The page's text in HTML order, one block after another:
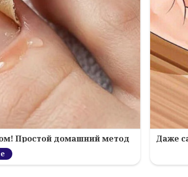
Простой домашний метод Даже